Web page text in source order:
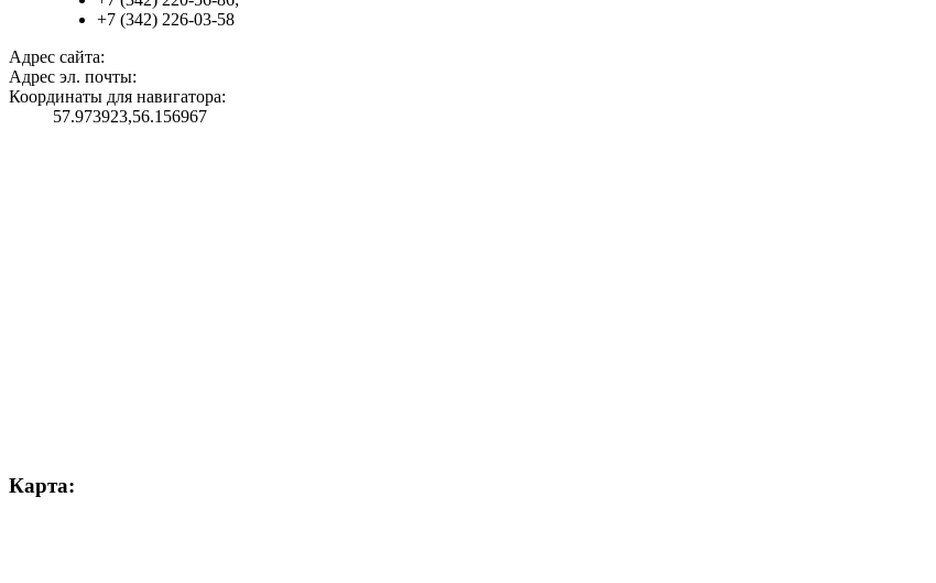
+7 (342) 226-03-58
Адрес сайта:
Адрес эл. почты:
Координаты для навигатора:
57.973923,56.156967
Карта: